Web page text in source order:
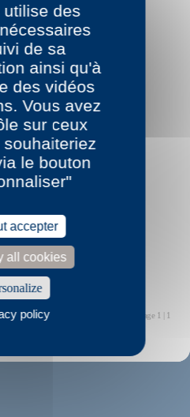
Page 1 | 1
utilise des
de sa
ainsi qu'à
des vidéos
Vous avez
sur ceux
le bouton
accepter
all cookies
policy